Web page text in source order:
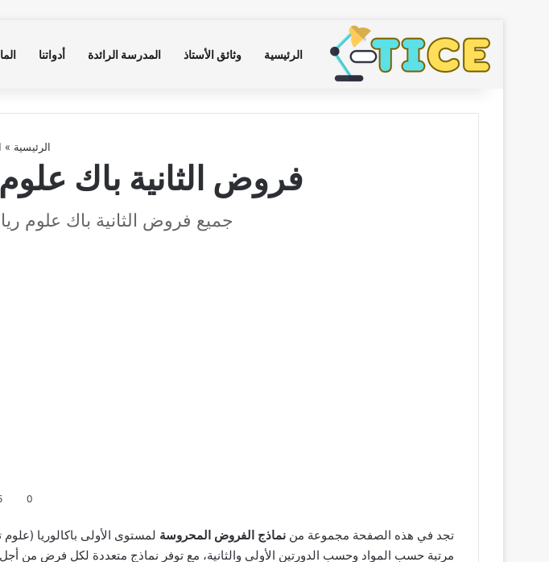
الرئيسية وثائق الأستاذ المدرسة الرائدة أدواتنا
الرئيسية »
فروض الثانية باك
جميع فروض الثانية باك علوم
0 5 دقائق
تجد في هذه الصفحة مجموعة من نماذج الفروض المحروسة لمستوى الأولى باكالوريا
مرتبة حسب المواد وحسب الدورتين الأولى والثانية، مع توفر نماذج متعددة لكل فرض من